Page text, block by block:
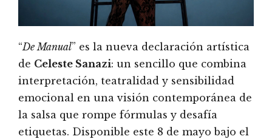
“De Manual” es la nueva declaración artística
de Celeste Sanazi: un sencillo que combina
interpretación, teatralidad y sensibilidad
emocional en una visión contemporánea de
la salsa que rompe fórmulas y desafía
etiquetas. Disponible este 8 de mayo bajo el